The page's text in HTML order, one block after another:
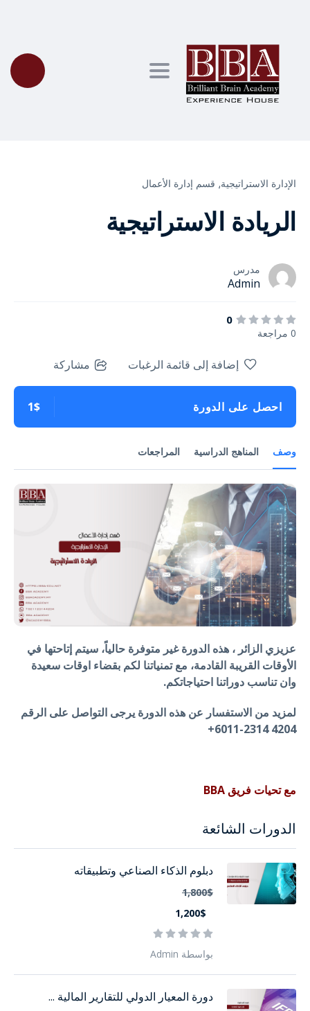
Toggle navigation
الإدارة الاستراتيجية⸲ قسم إدارة الأعمال
الريادة الاستراتيجية
مدرس
Admin
0
0 مراجعة
وصف المناهج الدراسية المراجعات
عزيزي الزائر ، هذه الدورة غير متوفرة حالياً، سيتم إتاحتها في
الأوقات القريبة القادمة، مع تمنياتنا لكم بقضاء اوقات سعيدة
وان تناسب دوراتنا احتياجاتكم.
لمزيد من الاستفسار عن هذه الدورة يرجى التواصل على الرقم
4204 2314-6011+
مع تحيات فريق BBA
إضافة إلى قائمة الرغبات مشاركة
احصل على الدورة 1$
الدورات الشائعة
دبلوم الذكاء الصناعي وتطبيقاته
1,800$
1,200$
بواسطة Admin
دورة المعيار الدولي للتقارير المالية ...